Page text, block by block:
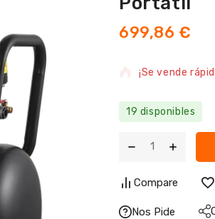
699,86€
19 disponibles
Compare
Nos Pide